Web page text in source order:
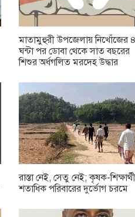
মাতামুহুরী উপজেলায় নিখোঁজের
ঘন্টা পর ডোবা থেকে সাত বছরের
শিশুর অর্ধগলিত মরদেহ উদ্ধার
রাস্তা নেই, সেতু নেই; কৃষক-
শতাধিক পরিবারের দুর্ভোগ চরমে